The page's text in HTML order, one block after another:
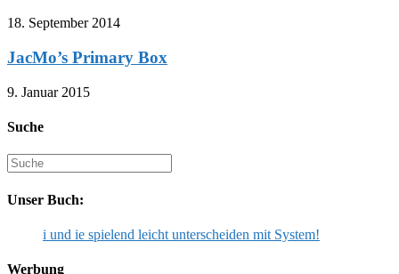
18. September 2014
JacMo’s Primary Box
9. Januar 2015
Suche
Suche
nach:
Unser Buch:
i und ie spielend leicht unterscheiden mit System!
Werbung